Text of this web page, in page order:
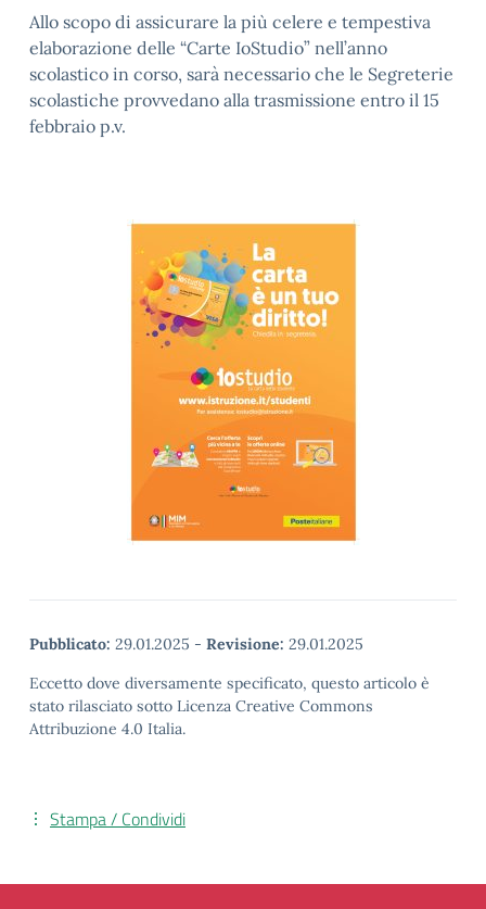
Allo scopo di assicurare la più celere e tempestiva
elaborazione delle “Carte IoStudio” nell’anno
scolastico in corso, sarà necessario che le Segreterie
scolastiche provvedano alla trasmissione entro il 15
febbraio p.v.
Pubblicato: 29.01.2025 - Revisione: 29.01.2025
Eccetto dove diversamente specificato, questo articolo è
stato rilasciato sotto Licenza Creative Commons
Attribuzione 4.0 Italia.
Stampa / Condividi